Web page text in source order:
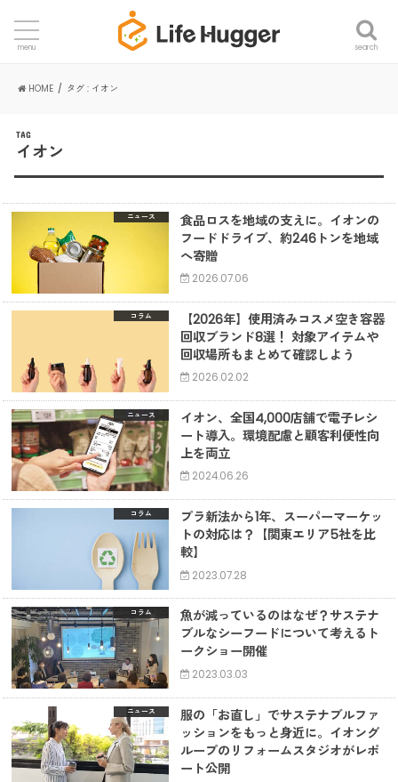
search
menu
HOME タグ : イオン
TAG
イオン
ニュース
食品ロスを地域の支えに。イオンの
フードドライブ、約246トンを地域
へ寄贈
2026.07.06
コラム
【2026年】使用済みコスメ空き容器
回収ブランド8選！ 対象アイテムや
回収場所もまとめて確認しよう
2026.02.02
ニュース
イオン、全国4,000店舗で電子レシ
ート導入。環境配慮と顧客利便性向
上を両立
2024.06.26
コラム
プラ新法から1年、スーパーマーケッ
トの対応は？【関東エリア5社を比
較】
2023.07.28
コラム
魚が減っているのはなぜ？サステナ
ブルなシーフードについて考えるト
ークショー開催
2023.03.03
ニュース
服の「お直し」でサステナブルファ
ッションをもっと身近に。イオング
ループのリフォームスタジオがレポ
ート公開